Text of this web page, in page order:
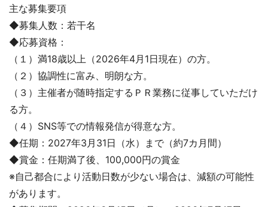
主な募集要項
◆募集人数：若干名
◆応募資格：
（１）満18歳以上（2026年4月1日現在）の方。
（２）協調性に富み、明朗な方。
（３）主催者が随時指定するＰＲ業務に従事していただけ
る方。
（４）SNS等での情報発信が得意な方。
◆任期：2027年3月31日（水）まで（約7カ月間）
◆賞金：任期満了後、100,000円の賞金
※自己都合により活動日数が少ない場合は、減額の可能性
があります。